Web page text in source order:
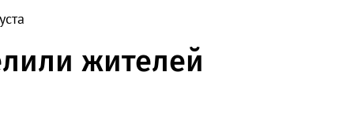
жителей